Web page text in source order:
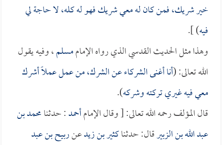
خير شريك، فمن كان له معي شريك فهو له كله، لا حاجة لي
فيه) ].
وهذا مثل الحديث القدسي الذي رواه الإماممسلم، وفيه يقول
الله تعالى: (أنا أغنى الشركاء عن الشرك، من عمل عملاً أشرك
معي فيه غيري تركته وشركه).
قال المؤلف رحمه الله تعالى: [ وقال الإمامأحمد: حدثنامحمد بن
عبد الله بن الزبيرقال: حدثناكثير بن زيدعنربيح بن عبد